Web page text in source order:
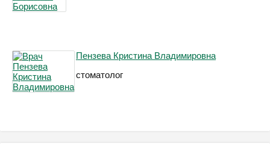
Пензева Кристина Владимировна
стоматолог